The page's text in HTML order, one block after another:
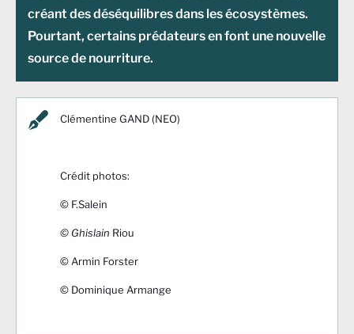
créant des déséquilibres dans les écosystèmes.
Pourtant, certains prédateurs en font une nouvelle
source de nourriture.
Clémentine GAND (NEO)
Crédit photos:
© F.Salein
© Ghislain Riou
© Armin Forster
© Dominique Armange